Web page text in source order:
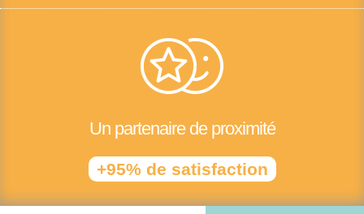
Un partenaire de proximité
+95% de satisfaction